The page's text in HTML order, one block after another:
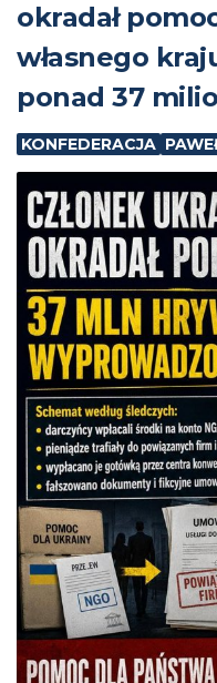
okradał
własnego
ponad 37
KONFEDERACJA